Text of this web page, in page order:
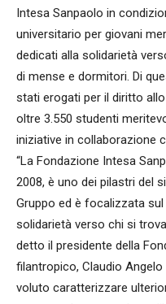
Intesa Sanpaolo in
universitario per giovani
dedicati alla solidarietà
di mense e dormitori. Di
stati erogati per il diritto
oltre 3.550 studenti
iniziative in collaborazione
“La Fondazione Intesa
2008, è uno dei pilastri del
Gruppo ed è focalizzata
solidarietà verso chi si
detto il presidente della
filantropico, Claudio Angelo
voluto caratterizzare